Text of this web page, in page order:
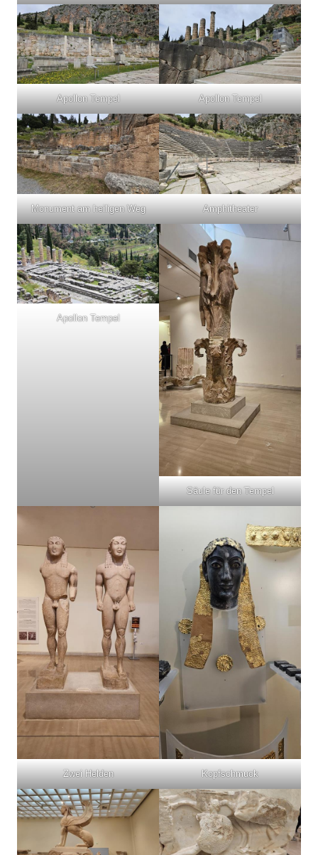
Apollon Tempel Apollon Tempel
Monument am heiligen Weg Amphitheater
Apollon Tempel
Säule für den Tempel
Zwei Helden Kopfschmuck